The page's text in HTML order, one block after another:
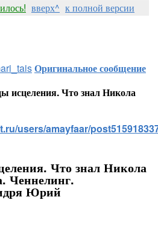
вверх^ к полной версии
Оригинальное сообщение
исцеления. Что знал Никола
users/amayfaar/
Что знал Никола
Ченнелинг.
Юрий